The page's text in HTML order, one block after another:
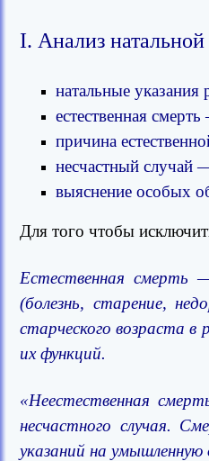
I. Анализ
натальные указания
естественная
причина
несчастный случай
выяснение особых
Для того чтобы
Естественная смерть
(болезнь, старение,
старческого возраста в
их функций.
«Неестественная
несчастного случая.
указаний на умышленную